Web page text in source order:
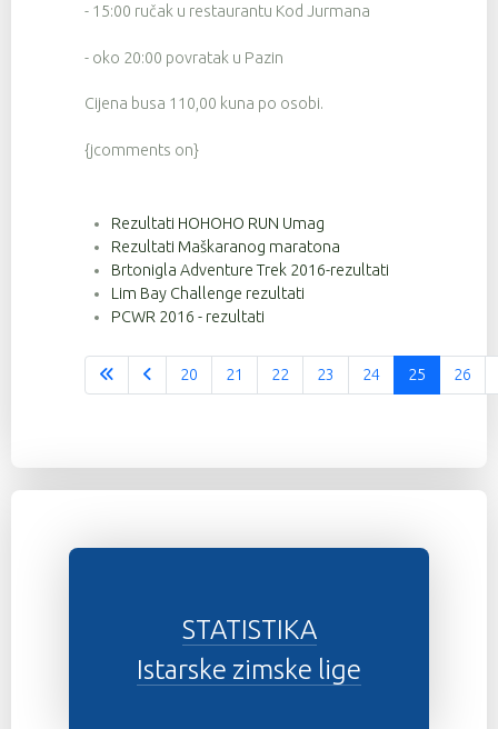
- 15:00 ručak u restaurantu Kod Jurmana
- oko 20:00 povratak u Pazin
Cijena busa 110,00 kuna po osobi.
{jcomments on}
Rezultati HOHOHO RUN Umag
Rezultati Maškaranog maratona
Brtonigla Adventure Trek 2016-rezultati
Lim Bay Challenge rezultati
PCWR 2016 - rezultati
Stranica 25 od 37
20 21 22 23 24 25 26
STATISTIKA
Istarske zimske lige